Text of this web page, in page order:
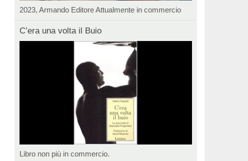
2023, Armando Editore Attualmente in commercio
C’era una volta il Buio
Libro non più in commercio.